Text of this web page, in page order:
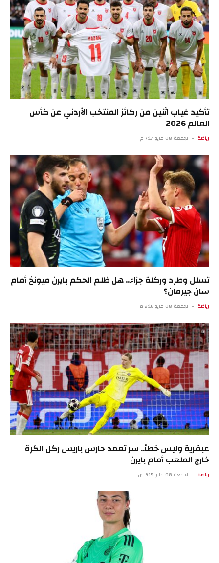
تأكيد غياب اثنين من ركائز المنتخب الأردني عن كأس
العالم 2026
رياضة الجمعة 08 مايو 7:17 م
تسلل وطرد وركلة جزاء.. هل ظلم الحكم بايرن ميونخ أمام
سان جيرمان؟
رياضة الجمعة 08 مايو 2:16 م
عبقرية وليس خطأ.. سر تعمد حارس باريس ركل الكرة
خارج الملعب أمام بايرن
رياضة الجمعة 08 مايو 9:15 ص